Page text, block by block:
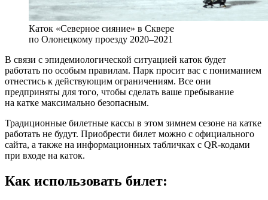
Каток «Северное сияние» в Сквере
по Олонецкому проезду 2020–2021
В связи с эпидемиологической ситуацией каток будет
работать по особым правилам. Парк просит вас с пониманием
отнестись к действующим ограничениям. Все они
предприняты для того, чтобы сделать ваше пребывание
на катке максимально безопасным.
Традиционные билетные кассы в этом зимнем сезоне на катке
работать не будут. Приобрести билет можно с официального
сайта, а также на информационных табличках с QR-кодами
при входе на каток.
Как использовать билет: